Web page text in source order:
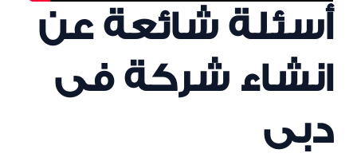
أسئلة شائعة عن
انشاء شركة فى
دبى